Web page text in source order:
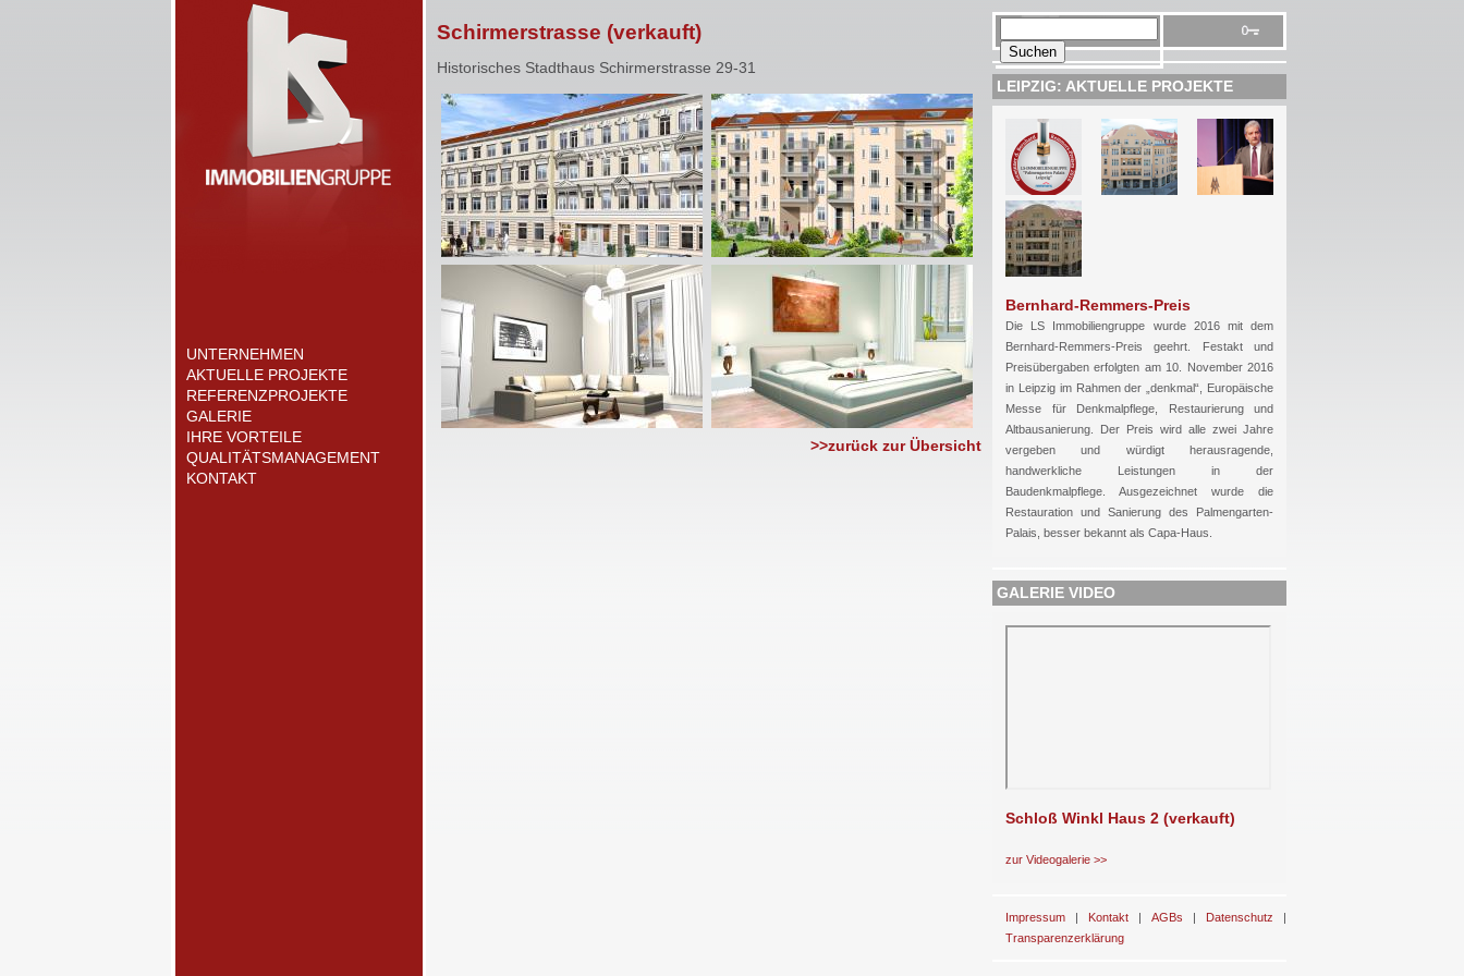
UNTERNEHMEN
AKTUELLE PROJEKTE
REFERENZPROJEKTE
GALERIE
IHRE VORTEILE
QUALITÄTSMANAGEMENT
KONTAKT
Schirmerstrasse (verkauft)
Historisches Stadthaus Schirmerstrasse 29-31
>>zurück zur Übersicht
LEIPZIG: AKTUELLE PROJEKTE
Bernhard-Remmers-Preis
Die LS Immobiliengruppe wurde 2016 mit dem
Bernhard-Remmers-Preis geehrt. Festakt und
Preisübergaben erfolgten am 10. November 2016
in Leipzig im Rahmen der „denkmal“, Europäische
Messe für Denkmalpflege, Restaurierung und
Altbausanierung. Der Preis wird alle zwei Jahre
vergeben und würdigt herausragende,
handwerkliche Leistungen in der
Baudenkmalpflege. Ausgezeichnet wurde die
Restauration und Sanierung des Palmengarten-
Palais, besser bekannt als Capa-Haus.
GALERIE VIDEO
Schloß Winkl Haus 2 (verkauft)
zur Videogalerie >>
Impressum | Kontakt | AGBs | Datenschutz |
Transparenzerklärung